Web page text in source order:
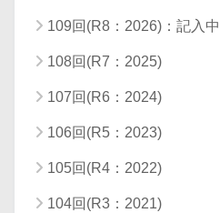
109回(R8：2026)：記入中
108回(R7：2025)
107回(R6：2024)
106回(R5：2023)
105回(R4：2022)
104回(R3：2021)